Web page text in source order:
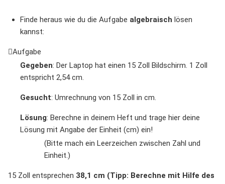
Finde heraus wie du die Aufgabe algebraisch lösen
kannst:
Aufgabe
Gegeben: Der Laptop hat einen 15 Zoll Bildschirm. 1 Zoll
entspricht 2,54 cm.
Gesucht: Umrechnung von 15 Zoll in cm.
Lösung: Berechne in deinem Heft und trage hier deine
Lösung mit Angabe der Einheit (cm) ein!
(Bitte mach ein Leerzeichen zwischen Zahl und
Einheit.)
15 Zoll entsprechen 38,1 cm (Tipp: Berechne mit Hilfe des